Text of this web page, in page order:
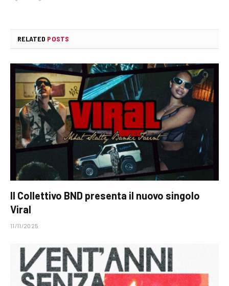
RELATED POSTS
Il Collettivo BND presenta il nuovo singolo
Viral
11/11/2025